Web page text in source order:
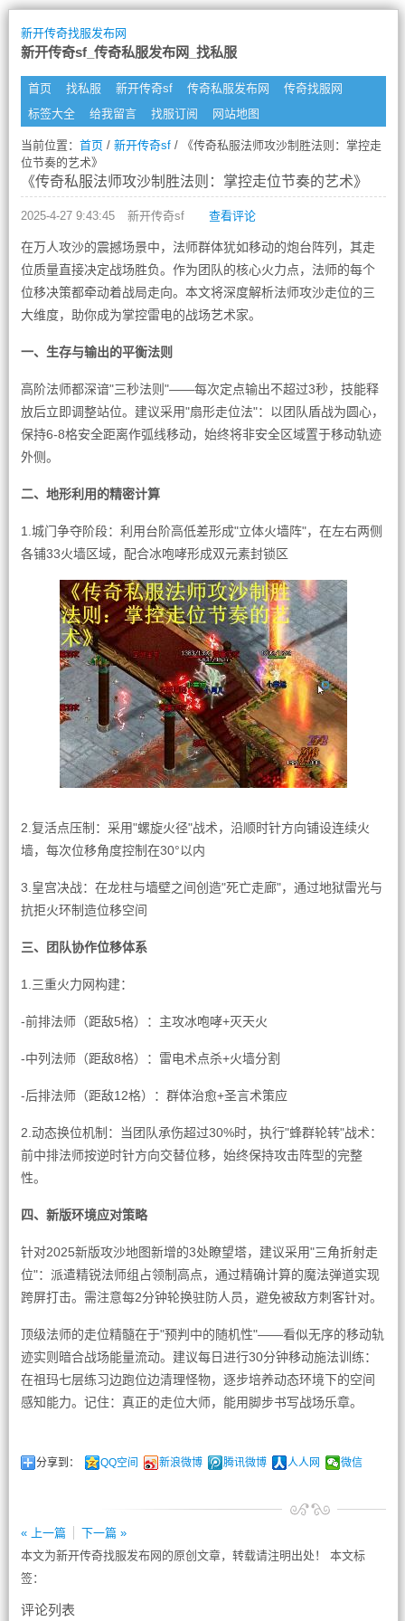
新开传奇找服发布网
新开传奇sf_传奇私服发布网_找私服
首页 找私服 新开传奇sf 传奇私服发布网
传奇找服网
标签大全
给我留言 找服订阅 网站地图
当前位置： 首页/ 新开传奇sf/ 《传奇私服法师攻沙制胜法则：掌控走
位节奏的艺术》
《传奇私服法师攻沙制胜法则：掌控走位节奏的艺术》
2025-4-27 9:43:45 新开传奇sf 查看评论
在万人攻沙的震撼场景中，法师群体犹如移动的炮台阵列，其走
位质量直接决定战场胜负。作为团队的核心火力点，法师的每个
位移决策都牵动着战局走向。本文将深度解析法师攻沙走位的三
大维度，助你成为掌控雷电的战场艺术家。
一、生存与输出的平衡法则
高阶法师都深谙"三秒法则"——每次定点输出不超过3秒，技能释
放后立即调整站位。建议采用"扇形走位法"：以团队盾战为圆心，
保持6-8格安全距离作弧线移动，始终将非安全区域置于移动轨迹
外侧。
二、地形利用的精密计算
1.城门争夺阶段：利用台阶高低差形成"立体火墙阵"，在左右两侧
各铺33火墙区域，配合冰咆哮形成双元素封锁区
2.复活点压制：采用"螺旋火径"战术，沿顺时针方向铺设连续火
墙，每次位移角度控制在30°以内
3.皇宫决战：在龙柱与墙壁之间创造"死亡走廊"，通过地狱雷光与
抗拒火环制造位移空间
三、团队协作位移体系
1.三重火力网构建：
-前排法师（距敌5格）：主攻冰咆哮+灭天火
-中列法师（距敌8格）：雷电术点杀+火墙分割
-后排法师（距敌12格）：群体治愈+圣言术策应
2.动态换位机制：当团队承伤超过30%时，执行"蜂群轮转"战术：
前中排法师按逆时针方向交替位移，始终保持攻击阵型的完整
性。
四、新版环境应对策略
针对2025新版攻沙地图新增的3处瞭望塔，建议采用"三角折射走
位"：派遣精锐法师组占领制高点，通过精确计算的魔法弹道实现
跨屏打击。需注意每2分钟轮换驻防人员，避免被敌方刺客针对。
顶级法师的走位精髓在于"预判中的随机性"——看似无序的移动轨
迹实则暗合战场能量流动。建议每日进行30分钟移动施法训练：
在祖玛七层练习边跑位边清理怪物，逐步培养动态环境下的空间
感知能力。记住：真正的走位大师，能用脚步书写战场乐章。
分享到： QQ空间 新浪微博 腾讯微博 人人网 微信
« 上一篇
下一篇 »
本文为新开传奇找服发布网的原创文章，转载请注明出处！ 本文标
签：
评论列表